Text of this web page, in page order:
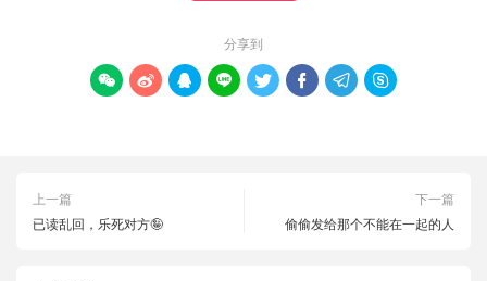
分享到
       
上一篇
已读乱回，乐死对方🤪
下一篇
偷偷发给那个不能在一起的人